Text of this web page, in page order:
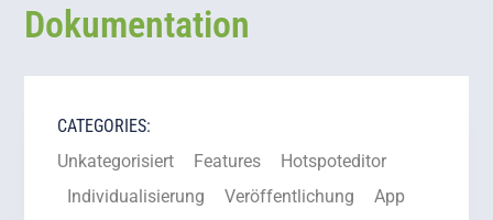
Dokumentation
CATEGORIES:
Unkategorisiert
Features
Hotspoteditor
Individualisierung
Veröffentlichung
App